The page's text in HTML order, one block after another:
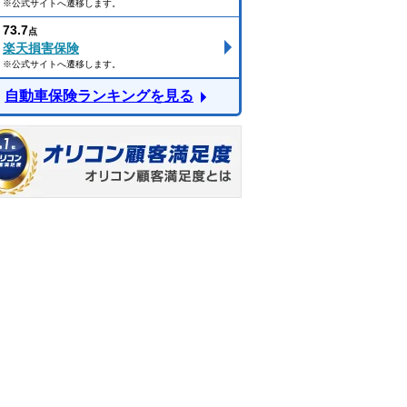
※公式サイトへ遷移します。
73.7点
楽天損害保険
※公式サイトへ遷移します。
自動車保険ランキングを見る